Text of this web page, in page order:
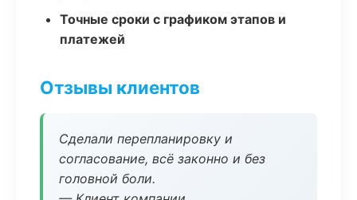
Точные сроки с графиком этапов и
платежей
Отзывы клиентов
Сделали перепланировку и
согласование, всё законно и без
головной боли.